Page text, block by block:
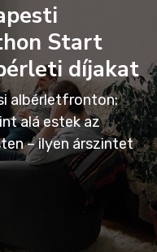
Start
díjakat
albérletfronton:
alá estek az
– ilyen árszintet